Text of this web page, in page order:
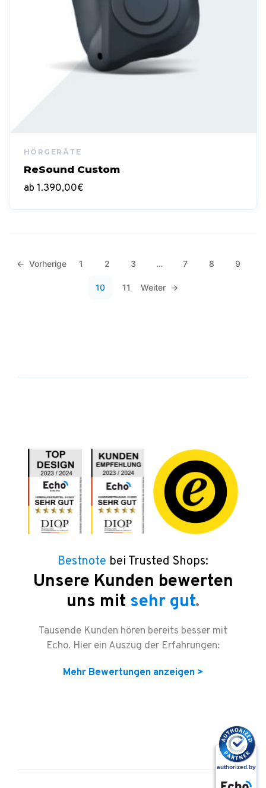
ReSound Custom
ab 1.390,00€
← 1 2 3 … 7 8 9
10 11 →
Bestnote bei Trusted Shops:
Unsere Kunden bewerten
uns mit sehr gut.
Tausende Kunden hören bereits besser mit
Echo. Hier ein Auszug der Erfahrungen:
Mehr Bewertungen anzeigen >